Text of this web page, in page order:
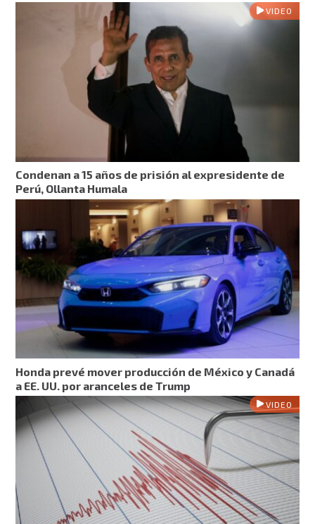
VIDEO
Condenan a 15 años de prisión al expresidente de
Perú, Ollanta Humala
Honda prevé mover producción de México y Canadá
a EE. UU. por aranceles de Trump
VIDEO